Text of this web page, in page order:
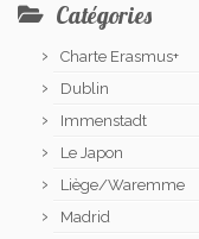
Catégories
Charte Erasmus+
Dublin
Immenstadt
Le Japon
Liège/Waremme
Madrid